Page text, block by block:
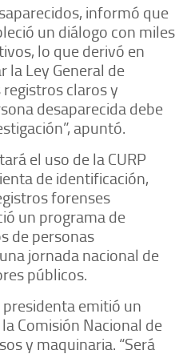
informó que
un diálogo con miles
lo que derivó en
la Ley General de
claros y
desaparecida debe
apuntó.
el uso de la CURP
de identificación,
forenses
un programa de
de personas
jornada nacional de
públicos.
emitió un
Comisión Nacional de
y maquinaria. “Será